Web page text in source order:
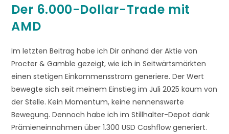
Der 6.000-Dollar-Trade mit
AMD
Im letzten Beitrag habe ich Dir anhand der Aktie von
Procter & Gamble gezeigt, wie ich in Seitwärtsmärkten
einen stetigen Einkommensstrom generiere. Der Wert
bewegte sich seit meinem Einstieg im Juli 2025 kaum von
der Stelle. Kein Momentum, keine nennenswerte
Bewegung. Dennoch habe ich im Stillhalter-Depot dank
Prämieneinnahmen über 1.300 USD Cashflow generiert.